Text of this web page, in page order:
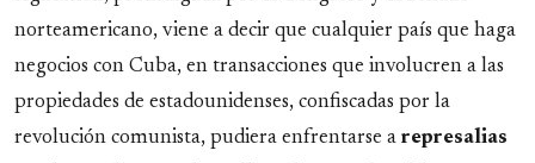
norteamericano, viene a decir que cualquier país que haga
negocios con Cuba, en transacciones que involucren a las
propiedades de estadounidenses, confiscadas por la
revolución comunista, pudiera enfrentarse a represalias